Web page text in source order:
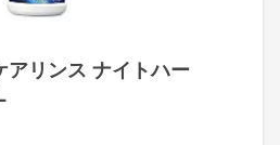
アリンス ナイトハー